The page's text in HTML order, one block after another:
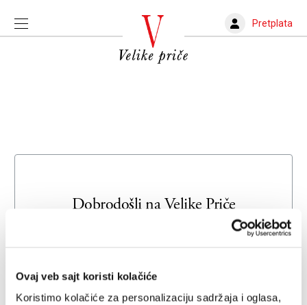
Ovaj veb sajt koristi kolačiće
Koristimo kolačiće za personalizaciju sadržaja i oglasa,
Pretplata
Dobrodošli naVelike Priče
Unesite svoju adresu e-pošte da biste se prijavili ili kreirali
Email adresa